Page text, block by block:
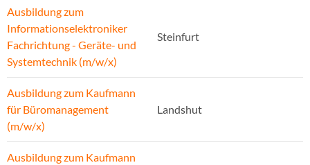
Ausbildung zum
Informationselektroniker
Fachrichtung - Geräte- und
Systemtechnik (m/w/x)
Steinfurt
Ausbildung zum Kaufmann
für Büromanagement
(m/w/x)
Landshut
Ausbildung zum Kaufmann